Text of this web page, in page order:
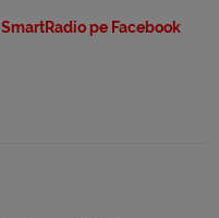
SmartRadio pe Facebook